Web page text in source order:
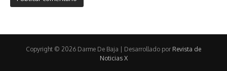
Copyright © 2026 Darme De Baja | Desarrollado por Revista de
Noticias X